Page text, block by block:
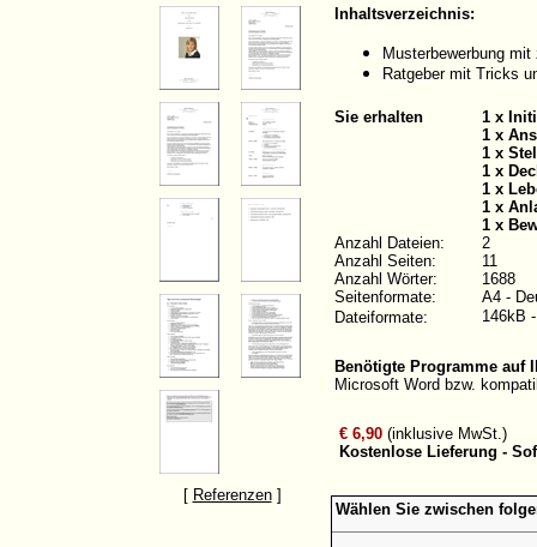
[ Referenzen]
Inhaltsverzeichnis:
Musterbewerbung
Ratgeber mit Tricks
Sie erhalten
1 x
1 x
1 x
1 x
1 x
1 x
1 x
Anzahl Dateien:
2
Anzahl Seiten:
11
Anzahl Wörter:
1688
Seitenformate:
A4 -
Dateiformate:
146kB
Benötigte Programme auf
Microsoft Word bzw.
€ 6,90(inklusive MwSt.)
Kostenlose Lieferung -
Wählen Sie zwischen